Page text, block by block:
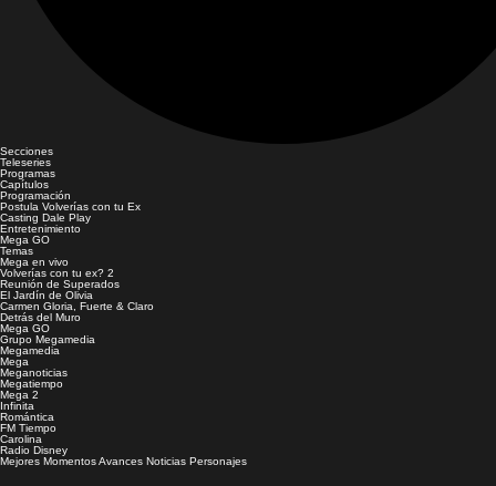
Secciones
Teleseries
Programas
Capítulos
Programación
Postula Volverías con tu Ex
Casting Dale Play
Entretenimiento
Mega GO
Temas
Mega en vivo
Volverías con tu ex? 2
Reunión de Superados
El Jardín de Olivia
Carmen Gloria, Fuerte & Claro
Detrás del Muro
Mega GO
Grupo Megamedia
Megamedia
Mega
Meganoticias
Megatiempo
Mega 2
Infinita
Romántica
FM Tiempo
Carolina
Radio Disney
Mejores MomentosAvances Noticias Personajes